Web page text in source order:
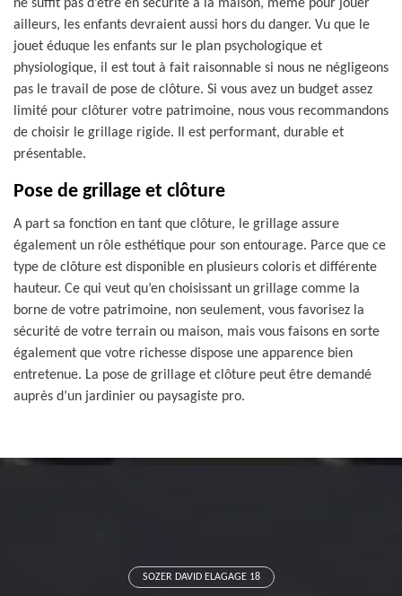
ne suffit pas d’être en sécurité à la maison, même pour jouer
ailleurs, les enfants devraient aussi hors du danger. Vu que le
jouet éduque les enfants sur le plan psychologique et
physiologique, il est tout à fait raisonnable si nous ne négligeons
pas le travail de pose de clôture. Si vous avez un budget assez
limité pour clôturer votre patrimoine, nous vous recommandons
de choisir le grillage rigide. Il est performant, durable et
présentable.
Pose de grillage et clôture
A part sa fonction en tant que clôture, le grillage assure
également un rôle esthétique pour son entourage. Parce que ce
type de clôture est disponible en plusieurs coloris et différente
hauteur. Ce qui veut qu’en choisissant un grillage comme la
borne de votre patrimoine, non seulement, vous favorisez la
sécurité de votre terrain ou maison, mais vous faisons en sorte
également que votre richesse dispose une apparence bien
entretenue. La pose de grillage et clôture peut être demandé
auprès d’un jardinier ou paysagiste pro.
SOZER DAVID ELAGAGE 18